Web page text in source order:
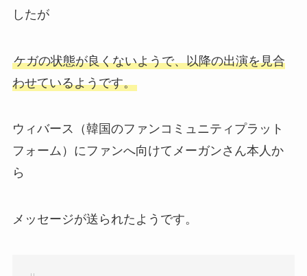
したが
ケガの状態が良くないようで、以降の出演を見合
わせているようです。
ウィバース（韓国のファンコミュニティプラット
フォーム）にファンへ向けてメーガンさん本人か
ら
メッセージが送られたようです。